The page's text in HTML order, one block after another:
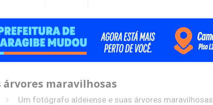
maravilhosas
Um fotógrafo aldeiense e suas árvores maravilhosas